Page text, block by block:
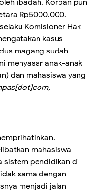
ibadah. Korban pun
Rp5000.000.
Komisioner Hak
kasus
magang sudah
menyasar anak-anak
dan mahasiswa yang
mahasiswa
sistem pendidikan di
sama dengan
menjadi jalan